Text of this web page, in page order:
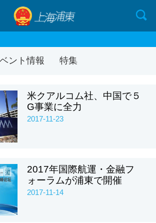
ント情報 特集
米クアルコム社、中国で５
G事業に全力
2017-11-23
2017年国際航運・金融フ
ォーラムが浦東で開催
2017-11-14